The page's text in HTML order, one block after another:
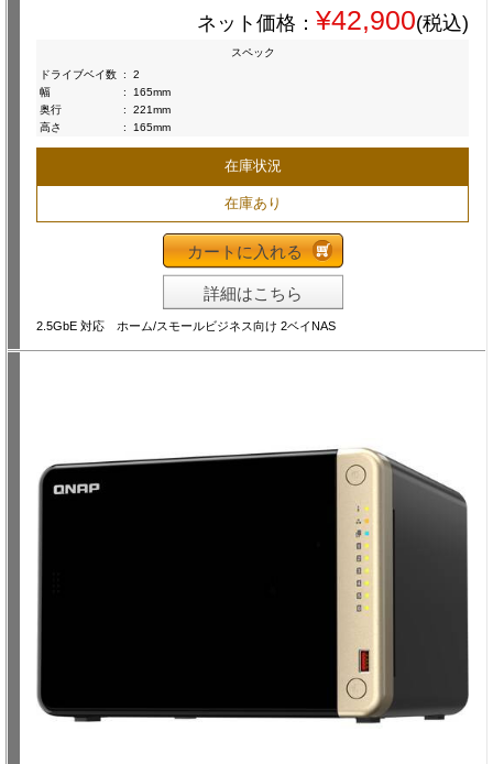
ネット価格： ¥42,900(税込)
スペック
ドライブベイ数 :
2
幅
:
165mm
奥行
:
221mm
高さ
: 165mm
在庫状況
在庫あり
カートに入れる
詳細はこちら
2.5GbE 対応 ホーム/スモールビジネス向け 2ベイNAS